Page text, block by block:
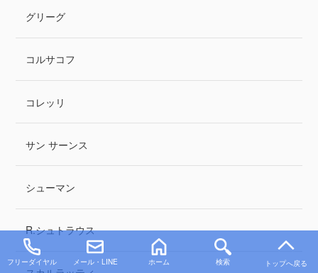
グリーグ
コルサコフ
コレッリ
サン サーンス
シューマン
R.シュトラウス
フリーダイヤル メール・LINE ホーム 検索 トップへ戻る